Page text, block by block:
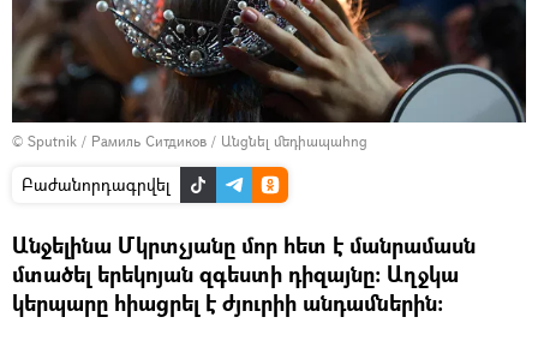
© Sputnik / Рамиль Ситдиков / Անցնել մեդիապահոց
Բաժանորդագրվել
Անջելինա Մկրտչյանը մոր հետ է մանրամասն
մտածել երեկոյան զգեստի դիզայնը։ Աղջկա
կերպարը հիացրել է ժյուրիի անդամներին։